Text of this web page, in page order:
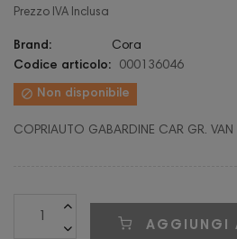
Prezzo IVA Inclusa
Brand:
Cora
Codice articolo:
000136046
 Non disponibile
COPRIAUTO GABARDINE CAR GR.
AGGIUNGI